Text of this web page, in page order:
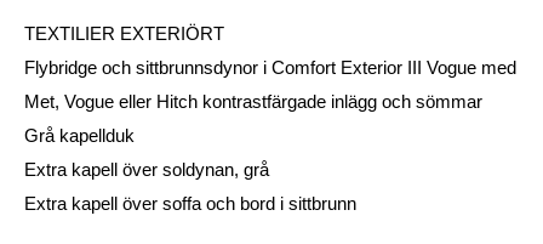
TEXTILIER EXTERIÖRT
Flybridge och sittbrunnsdynor i Comfort Exterior III Vogue med
Met, Vogue eller Hitch kontrastfärgade inlägg och sömmar
Grå kapellduk
Extra kapell över soldynan, grå
Extra kapell över soffa och bord i sittbrunn